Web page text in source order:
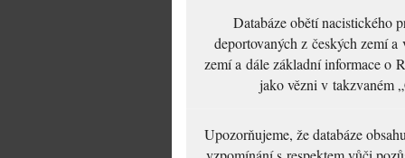
Databáze obětí nacistického
deportovaných z českých zemí
zemí a dále základní informace o
jako vězni v takzvaném
Upozorňujeme, že databáze